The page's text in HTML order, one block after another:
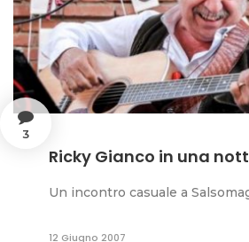
3
Ricky Gianco in una
Un incontro casuale a
12 Giugno 2007